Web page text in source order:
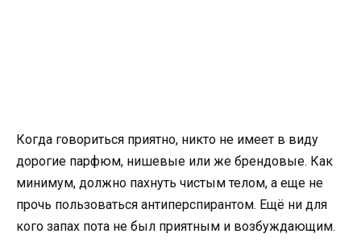
Когда говориться приятно, никто не имеет в виду
дорогие парфюм, нишевые или же брендовые. Как
минимум, должно пахнуть чистым телом, а еще не
прочь пользоваться антиперспирантом. Ещё ни для
кого запах пота не был приятным и возбуждающим.